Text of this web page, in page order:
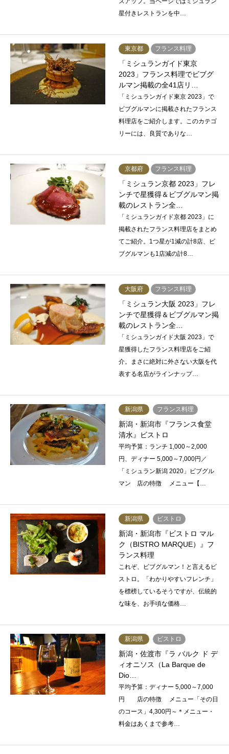
星付きレストランを中…
東京都 フランス料理
「ミシュランガイド東京
2023」フランス料理でビブグ
ルマン掲載の全41店リ…
「ミシュランガイド東京 2023」で
ビブグルマンに掲載されたフランス
料理店をご紹介します。このカテゴ
リーには、良質でありな…
京都府 フランス料理
「ミシュラン京都 2023」フレ
ンチで星獲得＆ビブグルマン掲
載のレストラン全…
「ミシュランガイド京都 2023」に
掲載されたフランス料理店をまとめ
てご紹介。1つ星が1減の計8店、ビ
ブグルマンも1店減の計8…
大阪府 フランス料理
「ミシュラン大阪 2023」フレ
ンチで星獲得＆ビブグルマン掲
載のレストラン全…
「ミシュランガイド大阪 2023」で
星獲得したフランス料理店をご紹
介。まさに絶対に外さない大阪を代
表する名店がラインナップ…
新潟県 フランス料理
新潟・新潟市『フランス食堂
清水』ビストロ
平均予算：ランチ 1,000～2,000
円、ディナー 5,000～7,000円／
「ミシュラン新潟 2020」ビブグル
マン 店の特徴 メニュー【…
新潟県 ビストロ
新潟・新潟市『ビストロ マル
ク（BISTRO MARQUE）』フ
ランス料理
これぞ、ビブグルマン！と言えるビ
ストロ。「わかりやすいフレンチ」
を標榜しているそうですが、伝統的
な味を、お手頃な価格…
新潟県 ビストロ
新潟・佐渡市『ラ バルク ド デ
ィオニソス（La Barque de
Dio…
平均予算：ディナー 5,000～7,000
円 店の特徴 メニュー「その日
のコース」4,300円～＊メニュー・
料金はあくまで参考…